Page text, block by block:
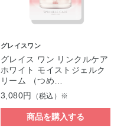
グレイスワン
グレイス ワン リンクルケア
ホワイト モイストジェルク
リーム （つめ…
3,080円
（税込）※
商品を購入する